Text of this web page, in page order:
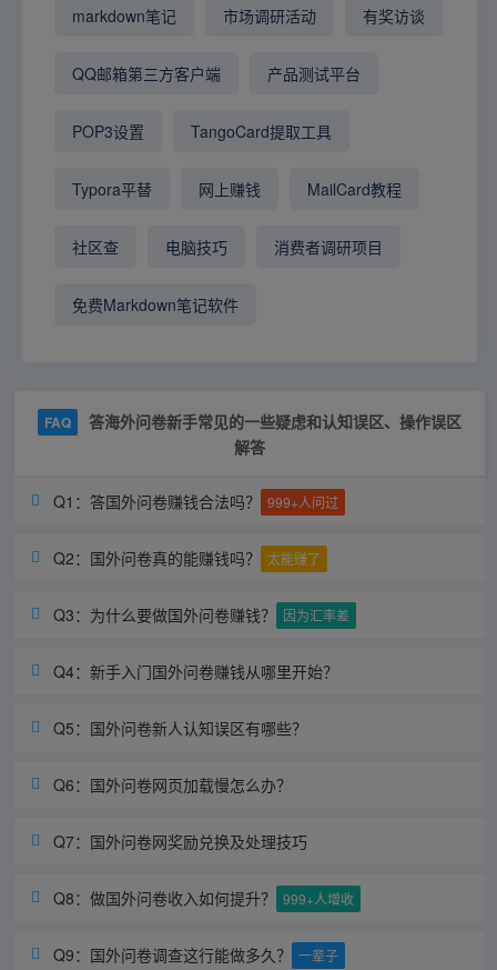
markdown笔记 市场调研活动 有奖访谈
QQ邮箱第三方客户端 产品测试平台
POP3设置 TangoCard提取工具
Typora平替 网上赚钱 MailCard教程
社区查 电脑技巧 消费者调研项目
免费Markdown笔记软件
FAQ
答海外问卷新手常见的一些疑虑和认知误区、操作误区
解答
Q1：答国外问卷赚钱合法吗？ 999+人问过

Q2：国外问卷真的能赚钱吗？ 太能赚了

Q3：为什么要做国外问卷赚钱？ 因为汇率差

Q4：新手入门国外问卷赚钱从哪里开始？

Q5：国外问卷新人认知误区有哪些？

Q6：国外问卷网页加载慢怎么办？

Q7：国外问卷网奖励兑换及处理技巧

Q8：做国外问卷收入如何提升？ 999+人增收

Q9：国外问卷调查这行能做多久？ 一辈子
